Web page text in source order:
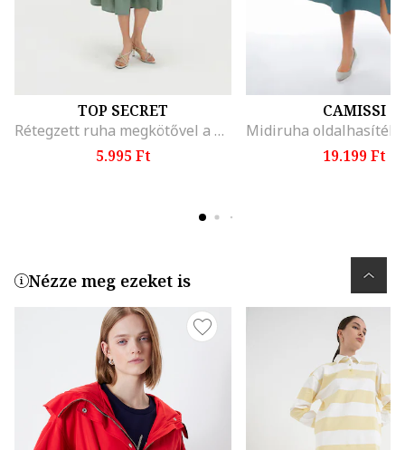
TOP SECRET
Rétegzett ruha megkötővel a derékrészén, Halványzöld
5.995 Ft
CAMISSI
19.199 Ft
Nézze meg ezeket is